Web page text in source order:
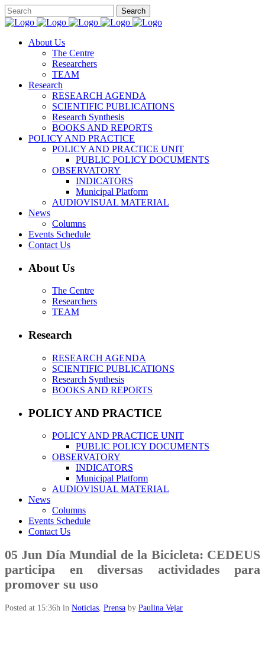
About Us
The Centre
Researchers
TEAM
Research
RESEARCH AGENDA
SCIENTIFIC PUBLICATIONS
Research Synthesis
BOOKS AND REPORTS
POLICY AND PRACTICE
POLICY AND PRACTICE UNIT
PUBLIC POLICY DOCUMENTS
OBSERVATORY
INDICATORS
Municipal Platform
AUDIOVISUAL MATERIAL
News
Columns
Events Schedule
Contact Us
About Us
The Centre
Researchers
TEAM
Research
RESEARCH AGENDA
SCIENTIFIC PUBLICATIONS
Research Synthesis
BOOKS AND REPORTS
POLICY AND PRACTICE
POLICY AND PRACTICE UNIT
PUBLIC POLICY DOCUMENTS
OBSERVATORY
INDICATORS
Municipal Platform
AUDIOVISUAL MATERIAL
News
Columns
Events Schedule
Contact Us
05 Jun Día Mundial de la Bicicleta: CEDEUS
participa en diversas actividades para
promover su uso
Posted at 15:36h in Noticias Prensa by Paulina Vejar